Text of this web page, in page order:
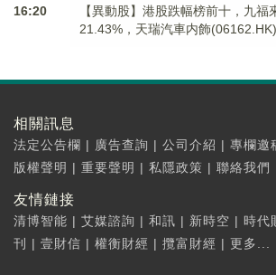
16:20
【異動股】港股跌幅榜前十，九福
21.43%，天瑞汽車内飾
相關訊息
法定公告欄 | 廣告查詢 | 公司介紹 | 專欄邀
版權聲明 | 重要聲明 | 私隱政策 | 聯絡我們
友情鏈接
清博智能 | 艾媒諮詢 | 和訊 | 新時空 | 時代
刊
| 壹財信 | 權衡財經 | 攬富財經 | 更多...